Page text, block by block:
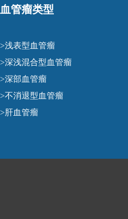
血管瘤类型
>浅表型血管瘤
>深浅混合型血管瘤
>深部血管瘤
>不消退型血管瘤
>肝血管瘤